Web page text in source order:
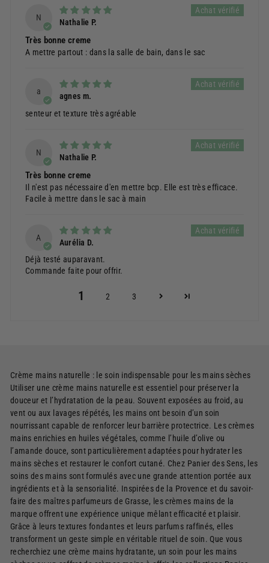
N
Nathalie P.
Très bonne creme
A mettre partout : dans la salle de bain, dans le sac
a
agnes m.
senteur et texture très agréable
N
Nathalie P.
Très bonne creme
Il n'est pas nécessaire d'en mettre bcp. Elle est très efficace.
Facile à mettre dans le sac à main
A
Aurélia D.
Déjà testé auparavant.
Commande faite pour offrir.
1 2 3
Crème mains naturelle : le soin indispensable pour les mains sèches
Utiliser une crème mains naturelle est essentiel pour préserver la
douceur et l’hydratation de la peau. Souvent exposées au froid, au
vent ou aux lavages répétés, les mains ont besoin d’un soin
nourrissant capable de renforcer leur barrière protectrice. Les crèmes
mains enrichies en huiles végétales, comme l’huile d’olive ou
l’amande douce, sont particulièrement adaptées pour hydrater les
mains sèches et restaurer le confort cutané. Chez Panier des Sens, les
soins des mains sont formulés avec une grande attention portée aux
ingrédients et à la sensorialité. Inspirées de la Provence et du savoir-
faire des maîtres parfumeurs de Grasse, les crèmes mains de la
marque offrent une expérience unique mêlant efficacité et plaisir.
Grâce à leurs textures fondantes et leurs parfums raffinés, elles
transforment un geste simple en véritable rituel de soin. Que vous
recherchiez une crème mains hydratante, un soin pour les mains